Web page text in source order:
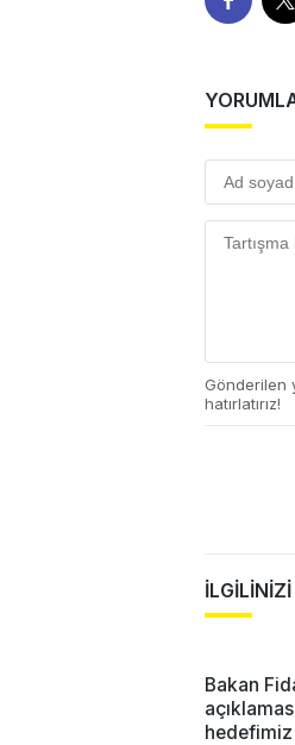
Gönderilen
hatırlatırız!
Bakan